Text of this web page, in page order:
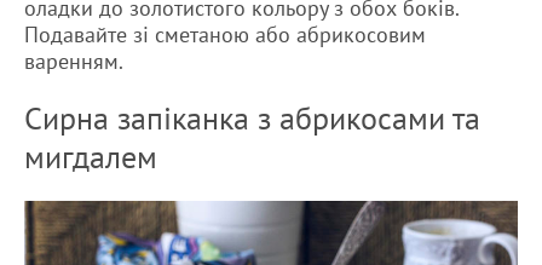
оладки до золотистого кольору з обох боків.
Подавайте зі сметаною або абрикосовим
варенням.
Сирна запіканка з абрикосами та
мигдалем